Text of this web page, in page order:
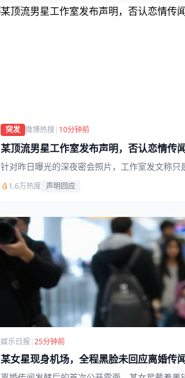
突发 微博热搜 | 10分钟前
某顶流男星工作室发布声明，否认恋情传
针对昨日曝光的深夜密会照片，工作室发文称
1.6万热度 声明回应
娱乐日报 |25分钟前
某女星现身机场，全程黑脸未回应离婚传